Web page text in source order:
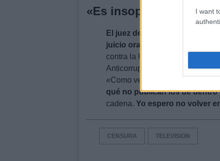
I want
«Es insoportable»
El juez de la Audiencia
juicio oral contra los actores
contra la Hacienda Pública en
Anticorrupción y la Abogacía
«Como venimos los de fuera,
qué no publican los de
cadena. Yo espero no volver
CENSURA TELEVISION